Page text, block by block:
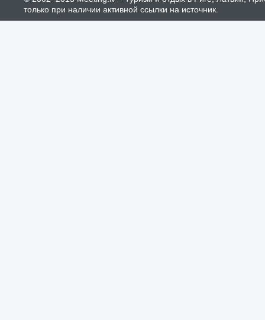
только при наличии активной ссылки на источник.